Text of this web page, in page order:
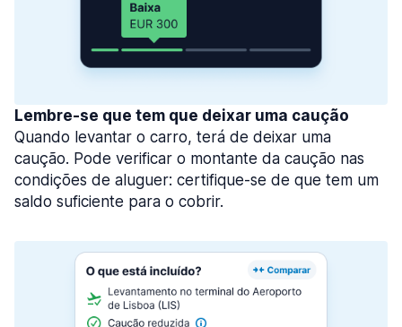
Lembre-se que tem que deixar uma caução
Quando levantar o carro, terá de deixar uma
caução. Pode verificar o montante da caução nas
condições de aluguer: certifique-se de que tem um
saldo suficiente para o cobrir.